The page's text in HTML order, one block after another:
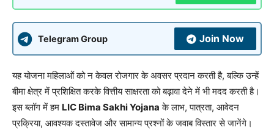
Telegram Group Join Now
यह योजना महिलाओं को न केवल रोजगार के अवसर प्रदान करती है, बल्कि उन्हें
बीमा क्षेत्र में प्रशिक्षित करके वित्तीय साक्षरता को बढ़ावा देने में भी मदद करती है।
इस ब्लॉग में हम LIC Bima Sakhi Yojana के लाभ, पात्रता, आवेदन
प्रक्रिया, आवश्यक दस्तावेज और सामान्य प्रश्नों के जवाब विस्तार से जानेंगे।